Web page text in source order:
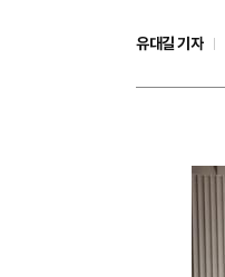
유대길 기자